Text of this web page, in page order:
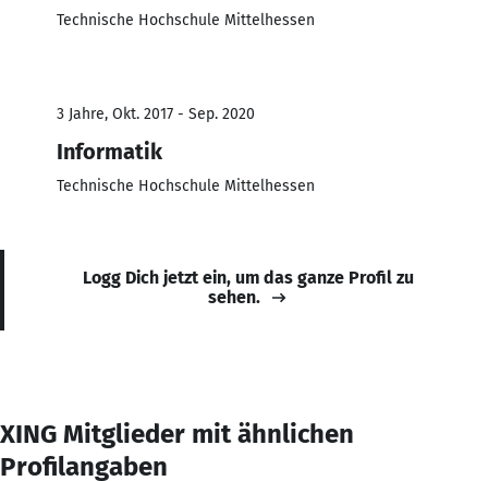
Technische Hochschule Mittelhessen
3 Jahre, Okt. 2017 - Sep. 2020
Informatik
Technische Hochschule Mittelhessen
Logg Dich jetzt ein, um das ganze Profil zu
sehen.
XING Mitglieder mit ähnlichen
Profilangaben